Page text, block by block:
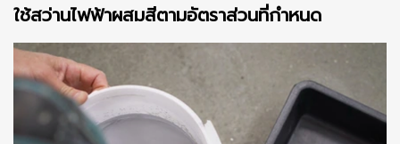
ใช้สว่านไฟฟ้าผสมสีตามอัตราส่วนที่กำหนด